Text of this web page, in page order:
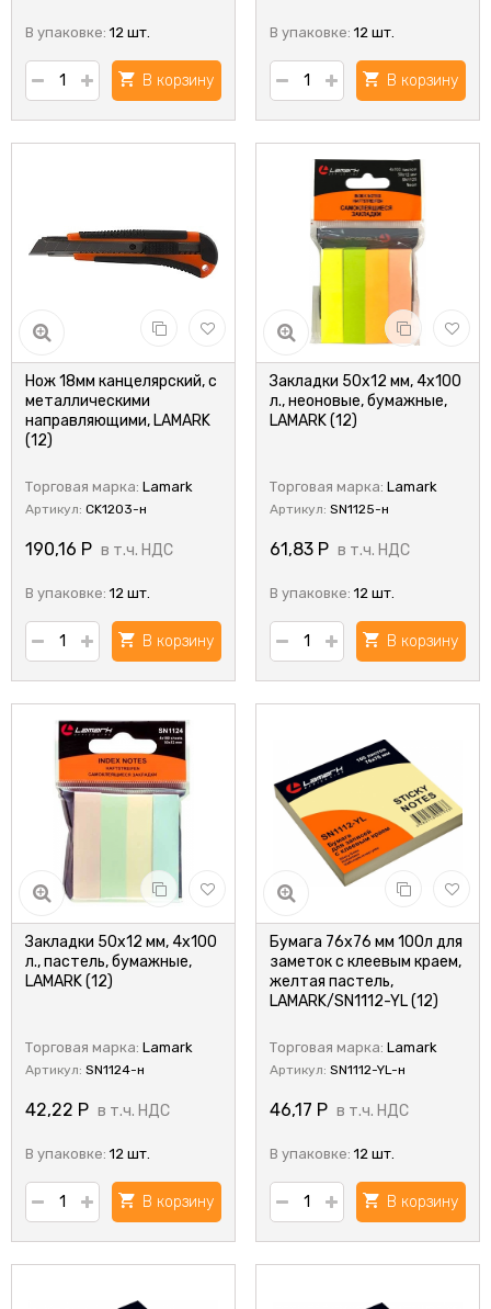
В упаковке: 12 шт.
В корзину
В упаковке: 12 шт.
В корзину
Нож 18мм канцелярский, c
металлическими
направляющими, LAMARK
(12)
Торговая марка: Lamark
Артикул: CK1203-н
190,16 Р в т.ч. НДС
В упаковке: 12 шт.
В корзину
Закладки 50x12 мм, 4x100
л., неоновые, бумажные,
LAMARK (12)
Торговая марка: Lamark
Артикул: SN1125-н
61,83 Р в т.ч. НДС
В упаковке: 12 шт.
В корзину
Закладки 50x12 мм, 4x100
л., пастель, бумажные,
LAMARK (12)
Торговая марка: Lamark
Артикул: SN1124-н
42,22 Р в т.ч. НДС
В упаковке: 12 шт.
В корзину
Бумага 76x76 мм 100л для
заметок с клеевым краем,
желтая пастель,
LAMARK/SN1112-YL (12)
Торговая марка: Lamark
Артикул: SN1112-YL-н
46,17 Р в т.ч. НДС
В упаковке: 12 шт.
В корзину